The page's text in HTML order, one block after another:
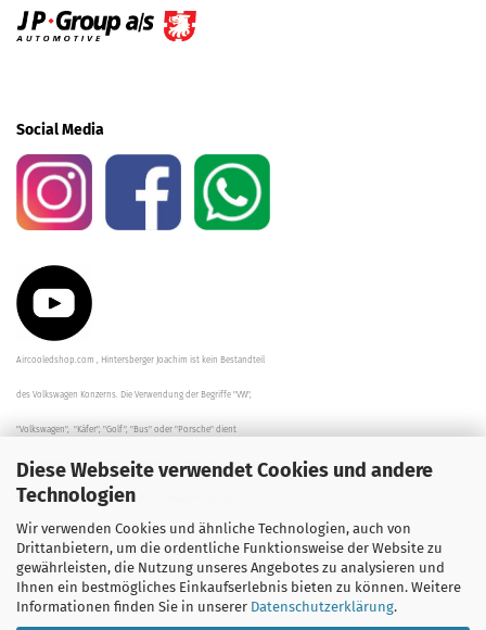
Diese Webseite verwendet Cookies und andere
Technologien
Wir verwenden Cookies und ähnliche Technologien, auch von
Drittanbietern, um die ordentliche Funktionsweise der Website zu
gewährleisten, die Nutzung unseres Angebotes zu analysieren und
Ihnen ein bestmögliches Einkaufserlebnis bieten zu können. Weitere
Informationen finden Sie in unserer Datenschutzerklärung.
Social Media
Aircooledshop.com , Hintersberger Joachim ist kein Bestandteil
des Volkswagen Konzerns. Die Verwendung der Begriffe "VW",
"Volkswagen", "Käfer", "Golf", "Bus" oder "Porsche" dient
der Beschreibung der Teile und stellt in keinem Fall eine direkte
Verbindung zu dem Unternehmen "Volkswagen" her/da.
Die Beschreibungen, Zeichnungen und Angaben zur
Verwendung sind sorgfältig überprüft worden.